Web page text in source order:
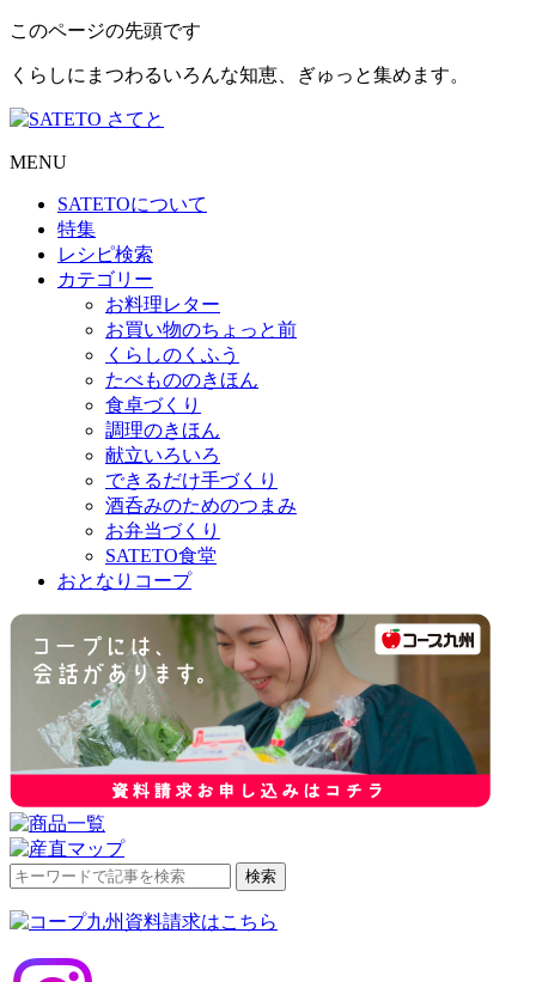
このページの先頭です
くらしにまつわるいろんな知恵、ぎゅっと集めます。
MENU
SATETOについて
特集
レシピ検索
カテゴリー
お料理レター
お買い物のちょっと前
くらしのくふう
たべもののきほん
食卓づくり
調理のきほん
献立いろいろ
できるだけ手づくり
酒呑みのためのつまみ
お弁当づくり
SATETO食堂
おとなりコープ
検
対
検索